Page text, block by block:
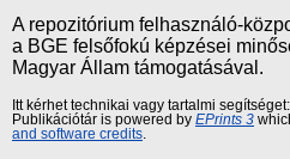
A repozitórium felhasználó-
a BGE felsőfokú képzései
Magyar Állam támogatásával.
Itt kérhet technikai vagy tartalmi segítséget:
Publikációtár is powered by EPrints 3
and software credits